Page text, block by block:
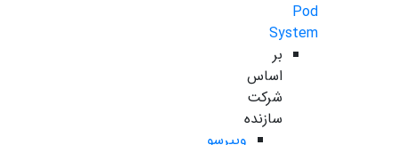
Pod
System
بر
اساس
شرکت
سازنده
ویپرسو